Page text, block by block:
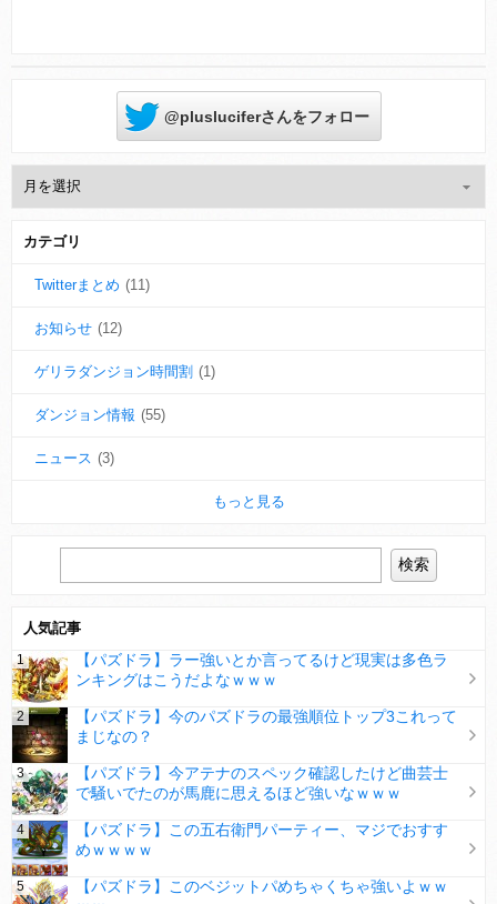
@plusluciferさんをフォロー
カテゴリ
Twitterまとめ (11)
お知らせ (12)
ゲリラダンジョン時間割 (1)
ダンジョン情報 (55)
ニュース (3)
もっと見る
人気記事
【パズドラ】ラー強いとか言ってるけど現実は多色ラ
ンキングはこうだよなｗｗｗ
【パズドラ】今のパズドラの最強順位トップ3これって
まじなの？
【パズドラ】今アテナのスペック確認したけど曲芸士
で騒いでたのが馬鹿に思えるほど強いなｗｗｗ
【パズドラ】この五右衛門パーティー、マジでおすす
めｗｗｗｗ
【パズドラ】このベジットパめちゃくちゃ強いよｗｗ